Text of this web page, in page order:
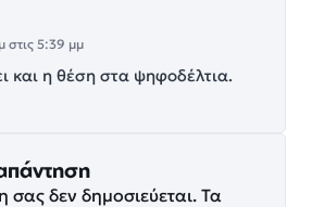
στις 5:39 μμ
και η θέση στα ψηφοδέλτια.
σας δεν δημοσιεύεται. Τα